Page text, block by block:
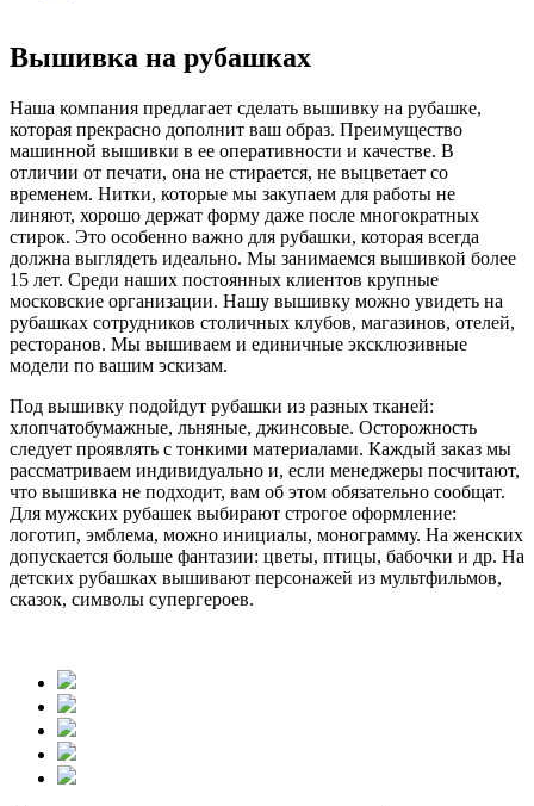
Вышивка на рубашках
Наша компания предлагает сделать вышивку на рубашке,
которая прекрасно дополнит ваш образ. Преимущество
машинной вышивки в ее оперативности и качестве. В
отличии от печати, она не стирается, не выцветает со
временем. Нитки, которые мы закупаем для работы не
линяют, хорошо держат форму даже после многократных
стирок. Это особенно важно для рубашки, которая всегда
должна выглядеть идеально. Мы занимаемся вышивкой более
15 лет. Среди наших постоянных клиентов крупные
московские организации. Нашу вышивку можно увидеть на
рубашках сотрудников столичных клубов, магазинов, отелей,
ресторанов. Мы вышиваем и единичные эксклюзивные
модели по вашим эскизам.
Под вышивку подойдут рубашки из разных тканей:
хлопчатобумажные, льняные, джинсовые. Осторожность
следует проявлять с тонкими материалами. Каждый заказ мы
рассматриваем индивидуально и, если менеджеры посчитают,
что вышивка не подходит, вам об этом обязательно сообщат.
Для мужских рубашек выбирают строгое оформление:
логотип, эмблема, можно инициалы, монограмму. На женских
допускается больше фантазии: цветы, птицы, бабочки и др. На
детских рубашках вышивают персонажей из мультфильмов,
сказок, символы супергероев.